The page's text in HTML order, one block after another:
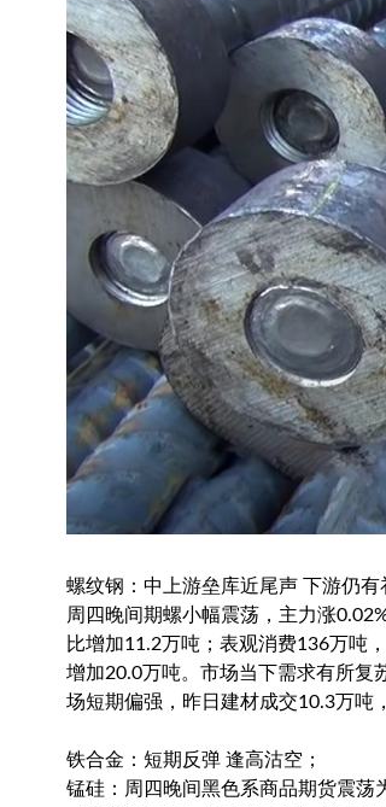
螺纹钢：中上游垒库近尾声 下游仍有
周四晚间期螺小幅震荡，主力涨
比增加11.2万吨；表观消费136万吨
增加20.0万吨。市场当下需求有所复
场短期偏强，昨日建材成交10.3万吨
铁合金：短期反弹 逢高沽空；
锰硅：周四晚间黑色系商品期货震荡